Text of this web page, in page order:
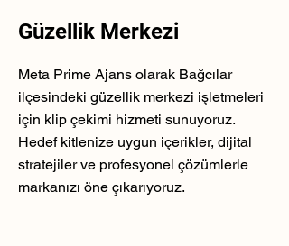
Güzellik Merkezi
Meta Prime Ajans olarak Bağcılar
ilçesindeki güzellik merkezi işletmeleri
için klip çekimi hizmeti sunuyoruz.
Hedef kitlenize uygun içerikler, dijital
stratejiler ve profesyonel çözümlerle
markanızı öne çıkarıyoruz.